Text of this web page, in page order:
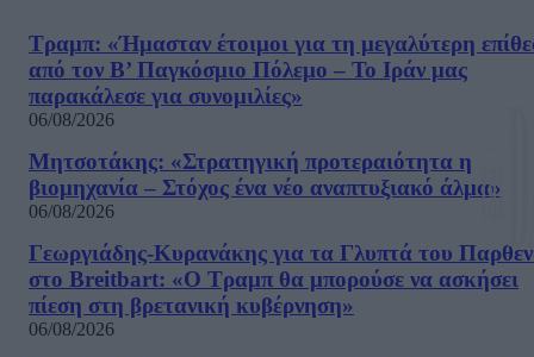
Τραμπ: «Ήμασταν έτοιμοι για τη μεγαλύτερη
από τον Β’ Παγκόσμιο Πόλεμο – Το Ιράν μας
παρακάλεσε για συνομιλίες»
06/08/2026
Μητσοτάκης: «Στρατηγική προτεραιότητα η
βιομηχανία – Στόχος ένα νέο αναπτυξιακό άλμα»
06/08/2026
Γεωργιάδης-Κυρανάκης για τα Γλυπτά του
στο Breitbart: «Ο Τραμπ θα μπορούσε να ασκήσει
πίεση στη βρετανική κυβέρνηση»
06/08/2026